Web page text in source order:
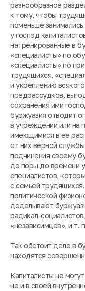
разнообразное
к тому, чтобы
поменьше
у господ
натренированные в
«специалисты» по
«специалисты» по
трудящихся,
и укреплению
предрассудков,
сохранения ими
буржуазия отводит
в учреждении или на
имеющимися в ее
от них верной
подчинения своему
до поры до времени
специалистов,
с семьей
политической
доделывают
радикал-
«независимцев», и т.
Так обстоит дело в
находятся
Капиталисты не
но и в своей